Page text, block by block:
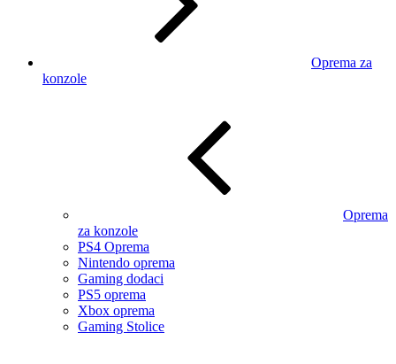
Oprema za
konzole
Oprema
za konzole
PS4 Oprema
Nintendo oprema
Gaming dodaci
PS5 oprema
Xbox oprema
Gaming Stolice